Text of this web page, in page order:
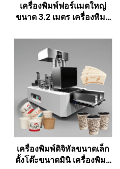
เครื่องพิมพ์ฟอร์แมตใหญ่
ขนาด 3.2 เมตร เครื่องพิมพ์
Xp600 พลอตเตอร์โซเวนต์
ประหยัด สำหรับเครื่องพิมพ์
แบนเนอร์ ผ้าใบ ไวนิล
เครื่องพิมพ์ดิจิทัลขนาดเล็ก
ตั้งโต๊ะขนาดมินิ เครื่องพิมพ์